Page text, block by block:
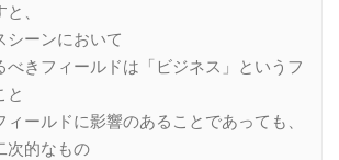
、
ーンにおいて
きフィールドは「ビジネス」というフ
と
ールドに影響のあることであっても、
次的なもの